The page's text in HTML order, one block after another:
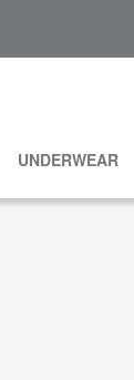
UNDERWEAR